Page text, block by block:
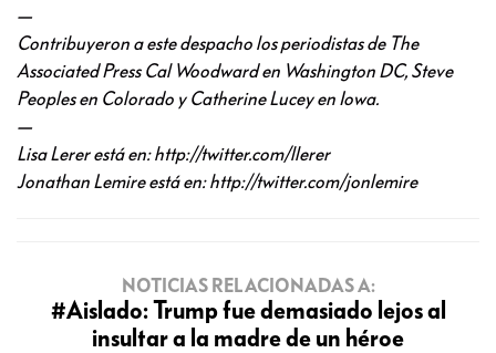
—
Contribuyeron a este despacho los periodistas de The
Associated Press Cal Woodward en Washington DC, Steve
Peoples en Colorado y Catherine Lucey en Iowa.
—
Lisa Lerer está en: http://twitter.com/llerer
Jonathan Lemire está en: http://twitter.com/jonlemire
NOTICIAS RELACIONADAS A:
#Aislado: Trump fue demasiado lejos al
insultar a la madre de un héroe